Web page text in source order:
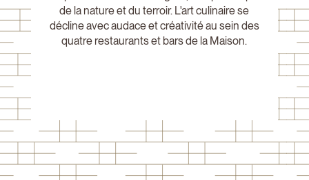
de la nature et du terroir. L'art culinaire se
décline avec audace et créativité au sein des
quatre restaurants et bars de la Maison.